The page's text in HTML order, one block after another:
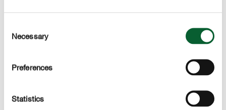
Selection
Necessary
Preferences
Statistics
TECHNISCHE DETAILS
FRAG UNS ZUM PRODUKT